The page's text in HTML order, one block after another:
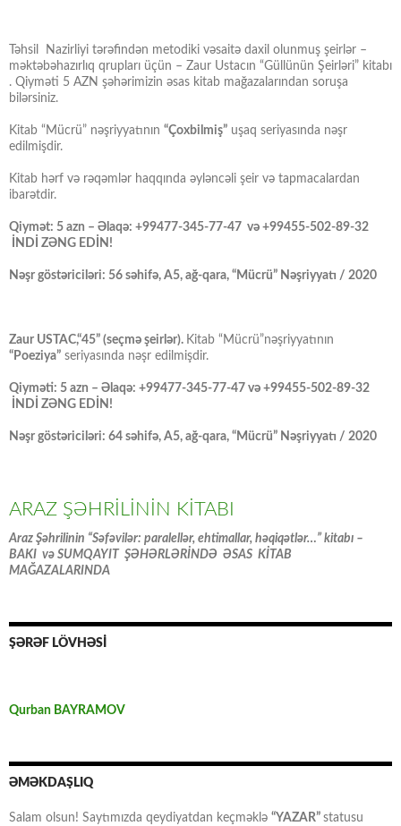
Təhsil Nazirliyi tərəfindən metodiki vəsaitə daxil olunmuş şeirlər –
məktəbəhazırlıq qrupları üçün – Zaur Ustacın “Güllünün Şeirləri” kitabı
. Qiyməti 5 AZN şəhərimizin əsas kitab mağazalarından soruşa
bilərsiniz.
Kitab “Mücrü” nəşriyyatının “Çoxbilmiş” uşaq seriyasında nəşr
edilmişdir.
Kitab hərf və rəqəmlər haqqında əyləncəli şeir və tapmacalardan
ibarətdir.
Qiymət: 5 azn – Əlaqə: +99477-345-77-47 və +99455-502-89-32
İNDİ ZƏNG EDİN!
Nəşr göstəriciləri: 56 səhifə, A5, ağ-qara, “Mücrü” Nəşriyyatı / 2020
Zaur USTAC,“45” (seçmə şeirlər). Kitab “Mücrü”nəşriyyatının
“Poeziya” seriyasında nəşr edilmişdir.
Qiyməti: 5 azn – Əlaqə: +99477-345-77-47 və +99455-502-89-32
İNDİ ZƏNG EDİN!
Nəşr göstəriciləri: 64 səhifə, A5, ağ-qara, “Mücrü” Nəşriyyatı / 2020
ARAZ ŞƏHRİLİNİN KİTABI
Araz Şəhrilinin “Səfəvilər: paralellər, ehtimallar, həqiqətlər…” kitabı –
BAKI və SUMQAYIT ŞƏHƏRLƏRİNDƏ ƏSAS KİTAB
MAĞAZALARINDA
ŞƏRƏF LÖVHƏSİ
Qurban BAYRAMOV
ƏMƏKDAŞLIQ
Salam olsun! Saytımızda qeydiyatdan keçməklə “YAZAR” statusu